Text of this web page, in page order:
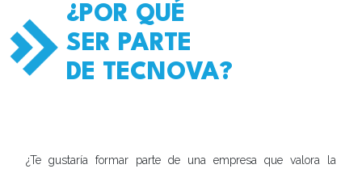
¿POR QUÉ
SER PARTE
DE TECNOVA?
¿Te gustaría formar parte de una empresa que valora la